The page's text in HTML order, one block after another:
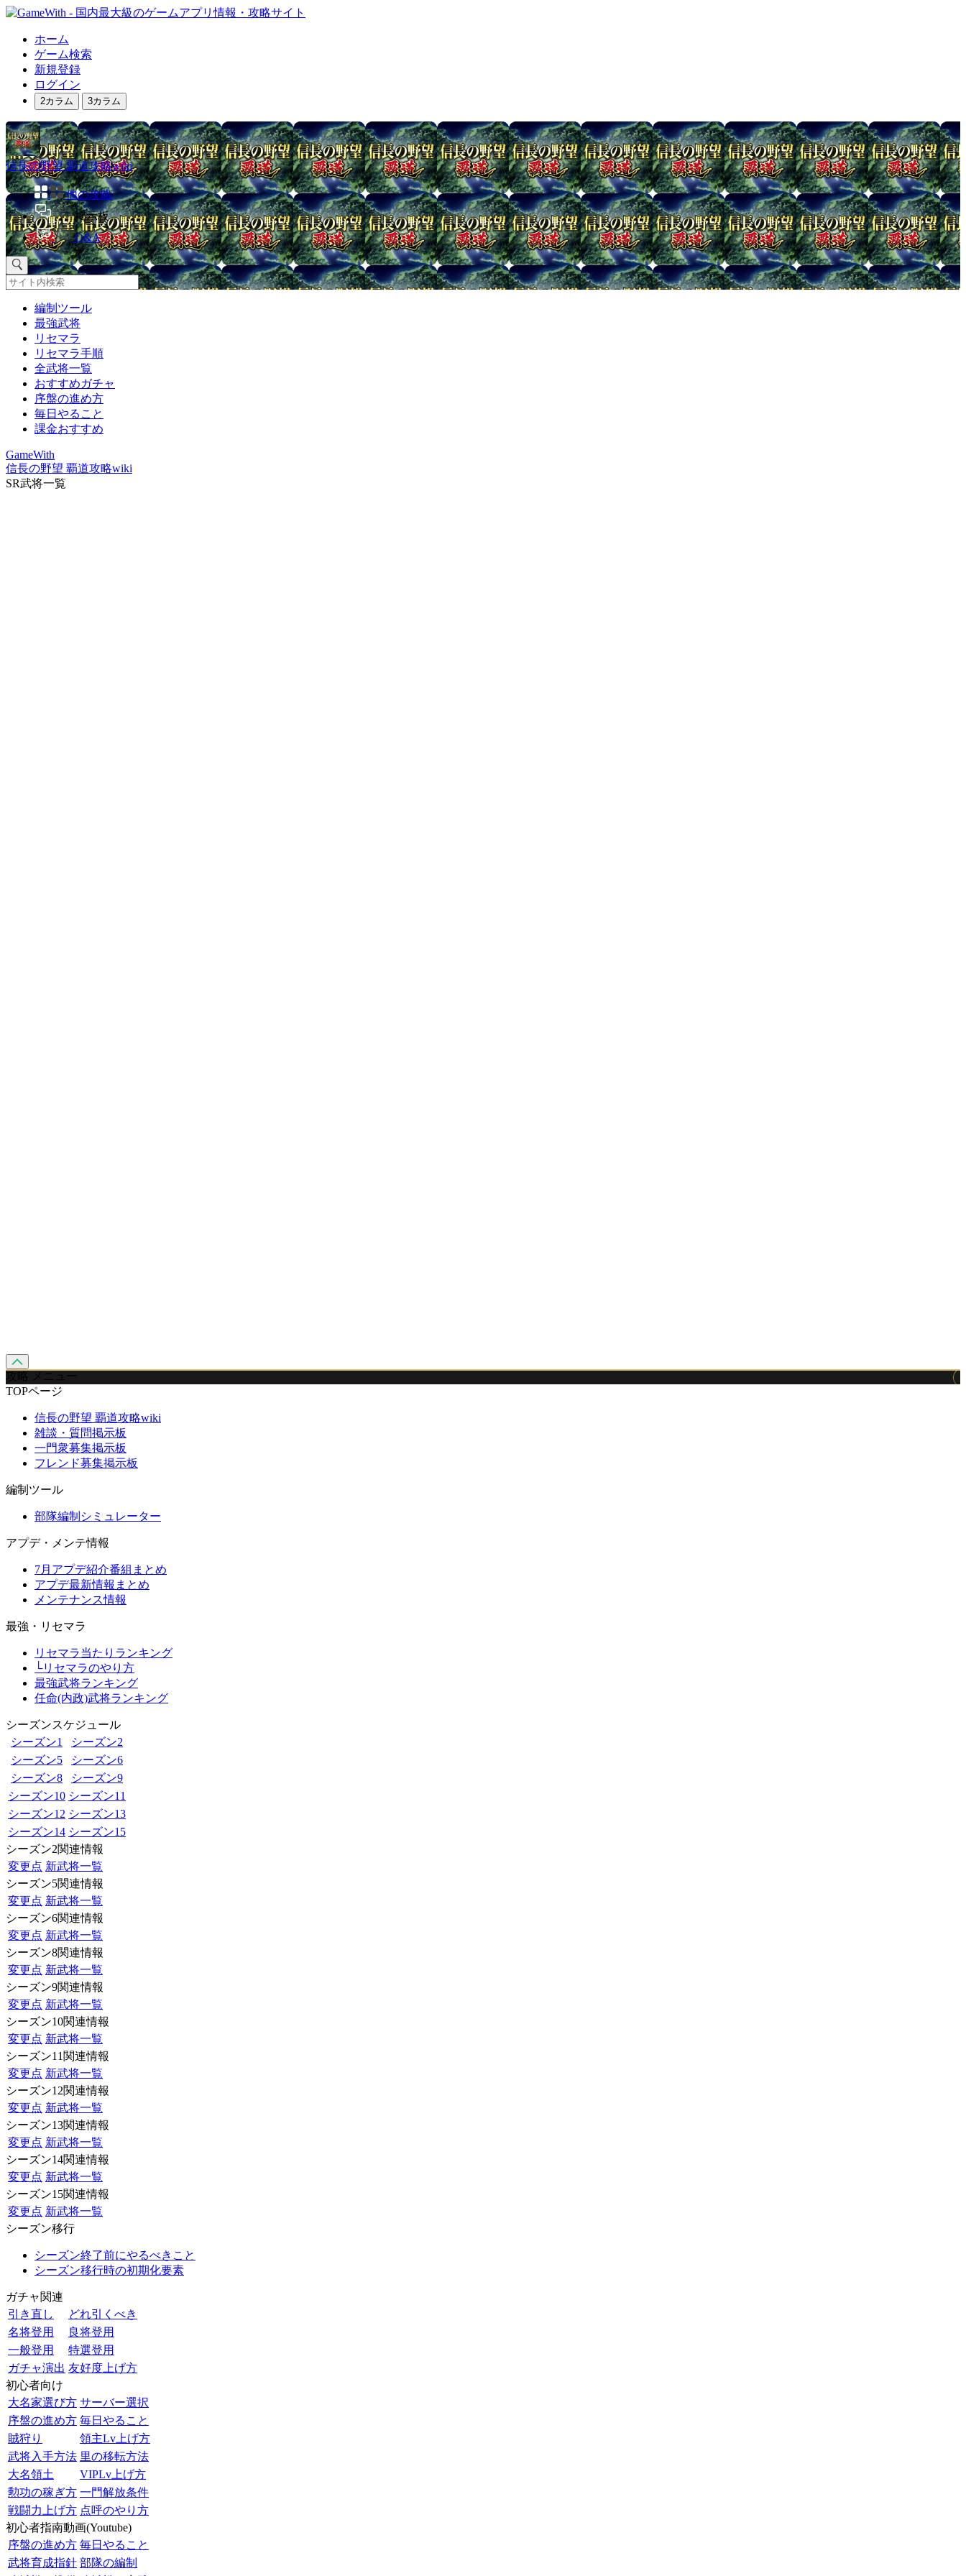
ホーム
ゲーム検索
新規登録
ログイン
2カラム 3カラム
信長の野望 覇道攻略wiki
他の攻略
掲示板
Q&A
編制ツール
最強武将
リセマラ
リセマラ手順
全武将一覧
おすすめガチャ
序盤の進め方
毎日やること
課金おすすめ
GameWith
信長の野望 覇道攻略wiki
SR武将一覧
攻略 メニュー
TOPページ
信長の野望 覇道攻略wiki
雑談・質問掲示板
一門衆募集掲示板
フレンド募集掲示板
編制ツール
部隊編制シミュレーター
アプデ・メンテ情報
7月アプデ紹介番組まとめ
アプデ最新情報まとめ
メンテナンス情報
最強・リセマラ
リセマラ当たりランキング
└リセマラのやり方
最強武将ランキング
任命(内政)武将ランキング
シーズンスケジュール
シーズン1
シーズン2
シーズン5
シーズン6
シーズン8
シーズン9
シーズン10 シーズン11
シーズン12 シーズン13
シーズン14 シーズン15
シーズン2関連情報
変更点 新武将一覧
シーズン5関連情報
変更点 新武将一覧
シーズン6関連情報
変更点 新武将一覧
シーズン8関連情報
変更点 新武将一覧
シーズン9関連情報
変更点 新武将一覧
シーズン10関連情報
変更点 新武将一覧
シーズン11関連情報
変更点 新武将一覧
シーズン12関連情報
変更点 新武将一覧
シーズン13関連情報
変更点 新武将一覧
シーズン14関連情報
変更点 新武将一覧
シーズン15関連情報
変更点 新武将一覧
シーズン移行
シーズン終了前にやるべきこと
シーズン移行時の初期化要素
ガチャ関連
引き直し
どれ引くべき
名将登用
良将登用
一般登用
特選登用
ガチャ演出 友好度上げ方
初心者向け
大名家選び方 サーバー選択
序盤の進め方 毎日やること
賊狩り
領主Lv上げ方
武将入手方法 里の移転方法
大名領土
VIPLv上げ方
勲功の稼ぎ方 一門解放条件
戦闘力上げ方 点呼のやり方
初心者指南動画(Youtube)
序盤の進め方 毎日やること
武将育成指針 部隊の編制